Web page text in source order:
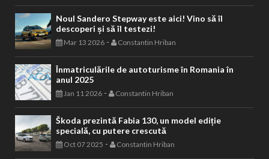
Noul Sandero Stepway este aici! Vino să îl
descoperi și să îl testezi!
Mar 13 2026 - Constantin Hriban
Înmatriculările de autoturisme în Romania în
anul 2025
Jan 11 2026 - Constantin Hriban
Škoda prezintă Fabia 130, un model ediție
specială, cu putere crescută
Oct 07 2025 - Constantin Hriban